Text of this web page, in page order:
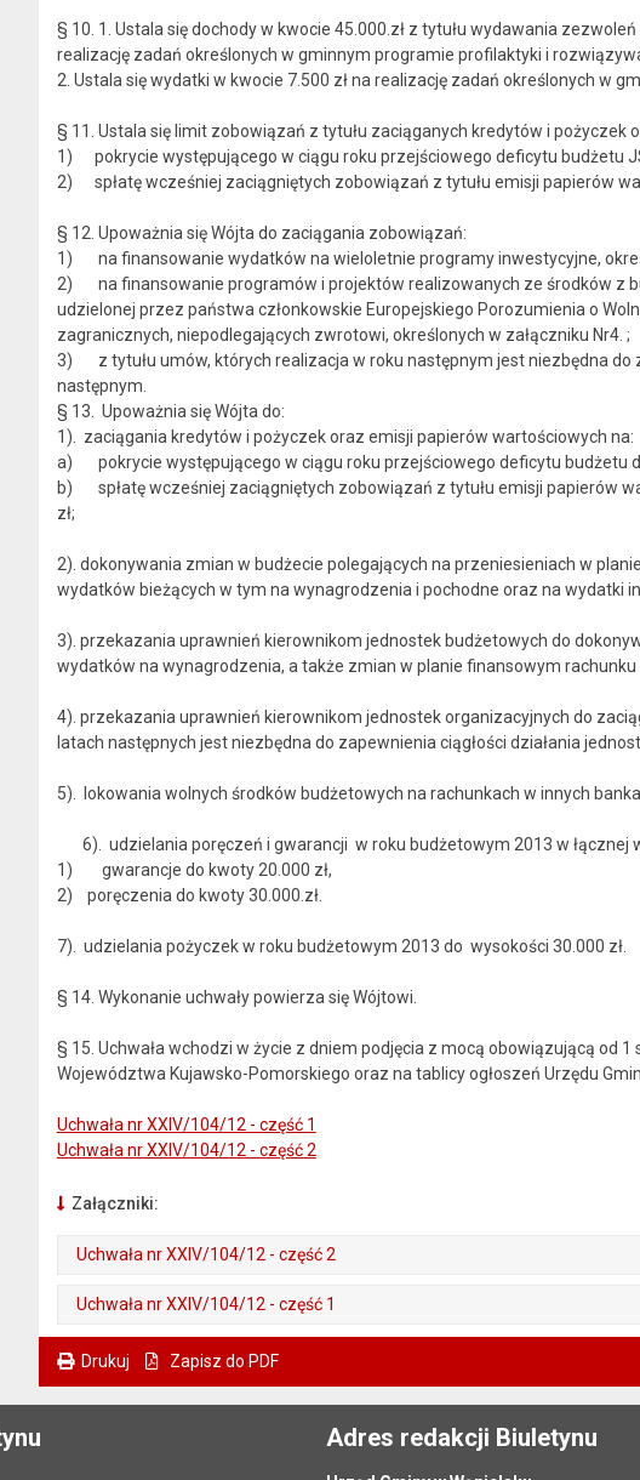
§ 10. 1. Ustala się dochody w kwocie 45.000.zł z tytułu wydawania
realizację zadań określonych w gminnym programie profilaktyki i
2. Ustala się wydatki w kwocie 7.500 zł na realizację zadań określonych w
§ 11. Ustala się limit zobowiązań z tytułu zaciąganych kredytów i
1) pokrycie występującego w ciągu roku przejściowego deficytu budżetu
2) spłatę wcześniej zaciągniętych zobowiązań z tytułu emisji papierów
§ 12. Upoważnia się Wójta do zaciągania zobowiązań:
1) na finansowanie wydatków na wieloletnie programy inwestycyjne,
2) na finansowanie programów i projektów realizowanych ze środków z
udzielonej przez państwa członkowskie Europejskiego Porozumienia o
zagranicznych, niepodlegających zwrotowi, określonych w załączniku Nr4. ;
3) z tytułu umów, których realizacja w roku następnym jest niezbędna do
następnym.
§ 13. Upoważnia się Wójta do:
1). zaciągania kredytów i pożyczek oraz emisji papierów wartościowych na:
a) pokrycie występującego w ciągu roku przejściowego deficytu budżetu
b) spłatę wcześniej zaciągniętych zobowiązań z tytułu emisji papierów
zł;
2). dokonywania zmian w budżecie polegających na przeniesieniach w
wydatków bieżących w tym na wynagrodzenia i pochodne oraz na wydatki
3). przekazania uprawnień kierownikom jednostek budżetowych do
wydatków na wynagrodzenia, a także zmian w planie finansowym rachunku
4). przekazania uprawnień kierownikom jednostek organizacyjnych do
latach następnych jest niezbędna do zapewnienia ciągłości działania
5). lokowania wolnych środków budżetowych na rachunkach w innych
6). udzielania poręczeń i gwarancji w roku budżetowym 2013 w łącznej
1) gwarancje do kwoty 20.000 zł,
2) poręczenia do kwoty 30.000.zł.
7). udzielania pożyczek w roku budżetowym 2013 do wysokości 30.000 zł.
§ 14. Wykonanie uchwały powierza się Wójtowi.
§ 15. Uchwała wchodzi w życie z dniem podjęcia z mocą obowiązującą od
Województwa Kujawsko-Pomorskiego oraz na tablicy ogłoszeń Urzędu
Uchwała nr XXIV/104/12 - część 1
Uchwała nr XXIV/104/12 - część 2
Załączniki:
Uchwała nr XXIV/104/12 - część 2
Uchwała nr XXIV/104/12 - część 1
Drukuj Zapisz do PDF
Adres redakcji Biuletynu